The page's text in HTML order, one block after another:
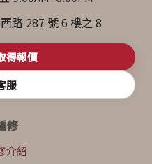
路 287 號 6 樓之 8
得報價
服
修
介紹